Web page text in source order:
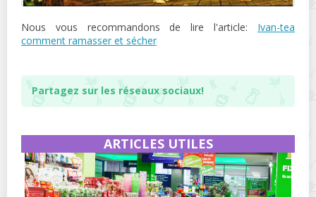
Nous vous recommandons de lire l'article: Ivan-tea
comment ramasser et sécher
Partagez sur les réseaux sociaux!
ARTICLES UTILES